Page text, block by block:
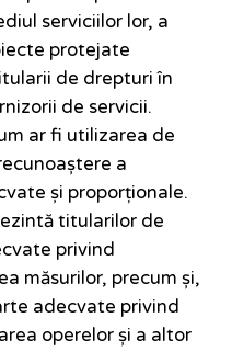
serviciilor lor, a
protejate
de drepturi în
de servicii.
ar fi utilizarea de
a
și proporționale.
titularilor de
privind
măsurilor, precum și,
adecvate privind
operelor și a altor